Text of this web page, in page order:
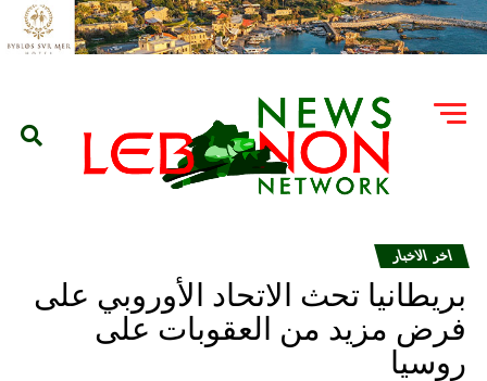
اخر الاخبار
بريطانيا تحث الاتحاد الأوروبي على
فرض مزيد من العقوبات على
روسيا